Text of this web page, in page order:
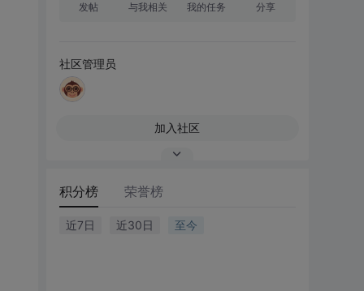
发帖 与我相关 我的任务 分享
社区管理员
加入社区
积分榜 荣誉榜
近7日 近30日 至今